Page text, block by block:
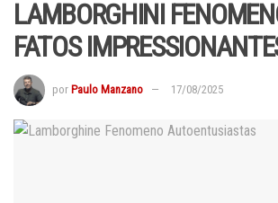
LAMBORGHINI
FATOS
por Paulo Manzano 17/08/2025